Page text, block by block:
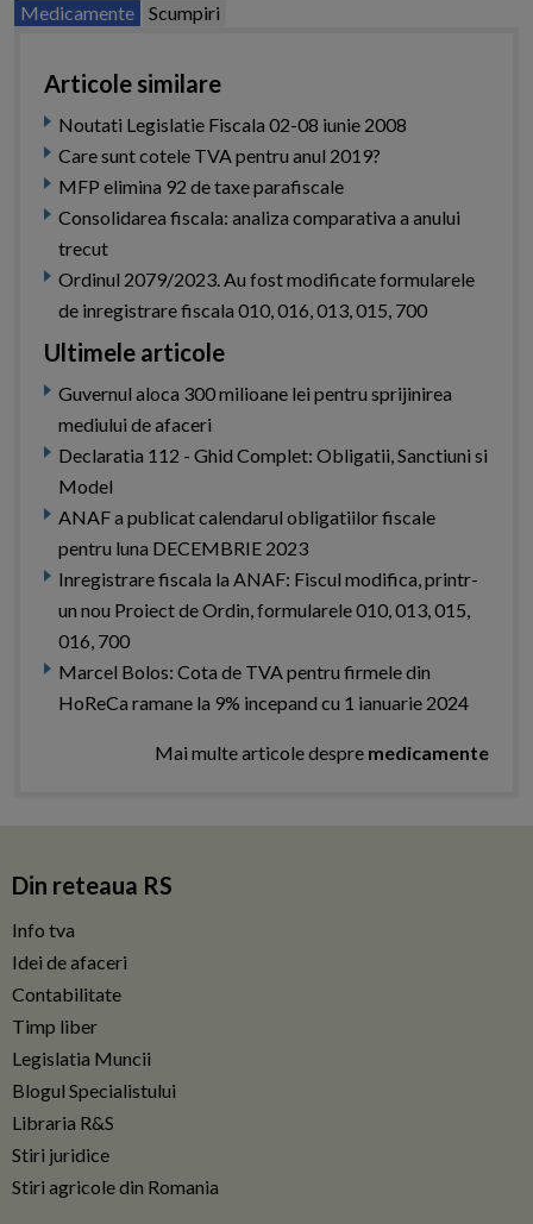
Medicamente Scumpiri
Articole similare
Noutati Legislatie Fiscala 02-08 iunie 2008
Care sunt cotele TVA pentru anul 2019?
MFP elimina 92 de taxe parafiscale
Consolidarea fiscala: analiza comparativa a anului
trecut
Ordinul 2079/2023. Au fost modificate formularele
de inregistrare fiscala 010, 016, 013, 015, 700
Ultimele articole
Guvernul aloca 300 milioane lei pentru sprijinirea
mediului de afaceri
Declaratia 112 - Ghid Complet: Obligatii, Sanctiuni si
Model
ANAF a publicat calendarul obligatiilor fiscale
pentru luna DECEMBRIE 2023
Inregistrare fiscala la ANAF: Fiscul modifica, printr-
un nou Proiect de Ordin, formularele 010, 013, 015,
016, 700
Marcel Bolos: Cota de TVA pentru firmele din
HoReCa ramane la 9% incepand cu 1 ianuarie 2024
Mai multe articole despre medicamente
Din reteaua RS
Info tva
Idei de afaceri
Contabilitate
Timp liber
Legislatia Muncii
Blogul Specialistului
Libraria R&S
Stiri juridice
Stiri agricole din Romania